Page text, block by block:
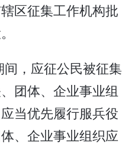
区征集工作机构批
，应征公民被征集
团体、企业事业组
当优先履行服兵役
、企业事业组织应